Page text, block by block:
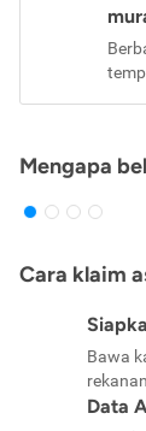
Mengapa
Cara klaim
Bawa
Data